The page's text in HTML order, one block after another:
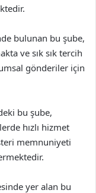
bulunan bu şube,
ve sık sık tercih
gönderiler için
bu şube,
hızlı hizmet
memnuniyeti
yer alan bu